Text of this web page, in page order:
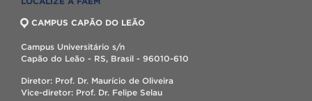
CAMPUS CAPÃO DO LEÃO
Campus Universitário s/n
Capão do Leão - RS, Brasil - 96010-610
Diretor: Prof. Dr. Maurício de Oliveira
Vice-diretor: Prof. Dr. Felipe Selau